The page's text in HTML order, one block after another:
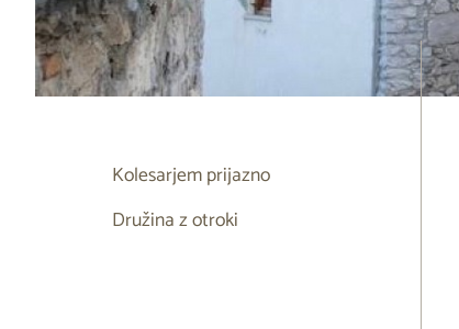
Kolesarjem prijazno
Družina z otroki